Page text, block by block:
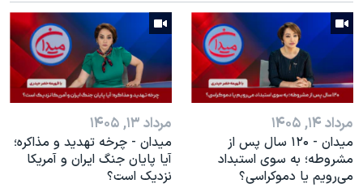
نرگس محمدی برنده جایزه نوبل صلح
همایش محافظه‌کاران آمریکا «سی‌پک»
صفحه‌های ویژه
سفر پرزیدنت ترامپ به چینمرداد ۱۴, ۱۴۰۵
میدان - ۱۲۰ سال پس از
مشروطه؛ به سوی استبداد
می‌رویم یا دموکراسی؟
مرداد ۱۳, ۱۴۰۵
میدان - چرخه تهدید و مذاکره؛
آیا پایان جنگ ایران و آمریکا
نزدیک است؟